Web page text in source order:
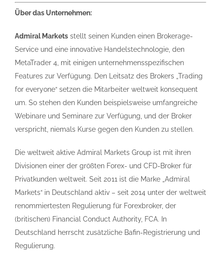
Über das Unternehmen:
Admiral Markets stellt seinen Kunden einen Brokerage-
Service und eine innovative Handelstechnologie, den
MetaTrader 4, mit einigen unternehmensspezifischen
Features zur Verfügung. Den Leitsatz des Brokers „Trading
for everyone“ setzen die Mitarbeiter weltweit konsequent
um. So stehen den Kunden beispielsweise umfangreiche
Webinare und Seminare zur Verfügung, und der Broker
verspricht, niemals Kurse gegen den Kunden zu stellen.
Die weltweit aktive Admiral Markets Group ist mit ihren
Divisionen einer der größten Forex- und CFD-Broker für
Privatkunden weltweit. Seit 2011 ist die Marke „Admiral
Markets“ in Deutschland aktiv – seit 2014 unter der weltweit
renommiertesten Regulierung für Forexbroker, der
(britischen) Financial Conduct Authority, FCA. In
Deutschland herrscht zusätzliche Bafin-Registrierung und
Regulierung.